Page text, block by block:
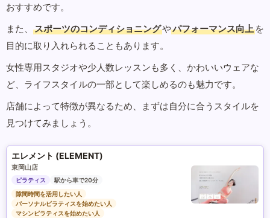
おすすめです。
また、
スポーツのコンディショニングやパフォーマンス向上 を
目的に取り入れられることもあります。
女性専用スタジオや少人数レッスンも多く、かわいいウェアな
ど、ライフスタイルの一部として楽しめるのも魅力です。
店舗によって特徴が異なるため、まずは自分に合うスタイルを
見つけてみましょう。
エレメント (ELEMENT)
東岡山店
ピラティス
駅から車で20分
隙間時間を活用したい人
パーソナルピラティスを始めたい人
マシンピラティスを始めたい人